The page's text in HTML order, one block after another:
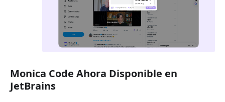
Monica Code Ahora Disponible en
JetBrains